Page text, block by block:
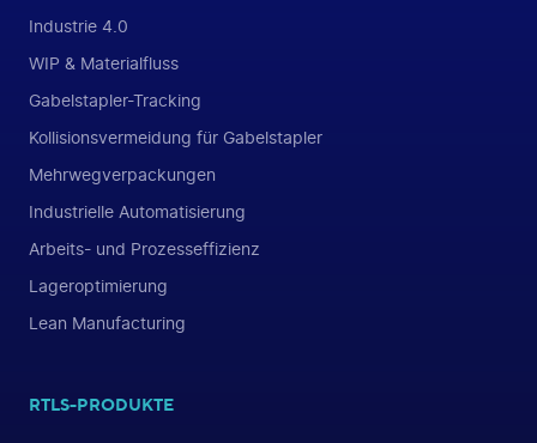
Industrie 4.0
WIP & Materialfluss
Gabelstapler-Tracking
Kollisionsvermeidung für Gabelstapler
Mehrwegverpackungen
Industrielle Automatisierung
Arbeits- und Prozesseffizienz
Lageroptimierung
Lean Manufacturing
RTLS-PRODUKTE